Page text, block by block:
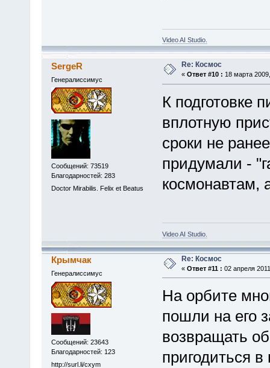
Video AI Studio.
SergeR
Генералиссимус
Сообщений: 73519
Благодарностей: 283
Doctor Mirabilis. Felix et Beatus
Re: Космос
« Ответ #10 : 18 марта
К подготовке
вплотную
сроки не
придумали -
космонавтам,
Video AI Studio.
Крымчак
Генералиссимус
Сообщений: 23643
Благодарностей: 123
http://surl.li/cxym
Re: Космос
« Ответ #11 : 02 апреля
На орбите
пошли на его
возвращать
пригодиться